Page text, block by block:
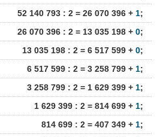
52 140 793 : 2 = 26 070 396 + 1;
26 070 396 : 2 = 13 035 198 + 0;
13 035 198 : 2 = 6 517 599 + 0;
6 517 599 : 2 = 3 258 799 + 1;
3 258 799 : 2 = 1 629 399 + 1;
1 629 399 : 2 = 814 699 + 1;
814 699 : 2 = 407 349 + 1;